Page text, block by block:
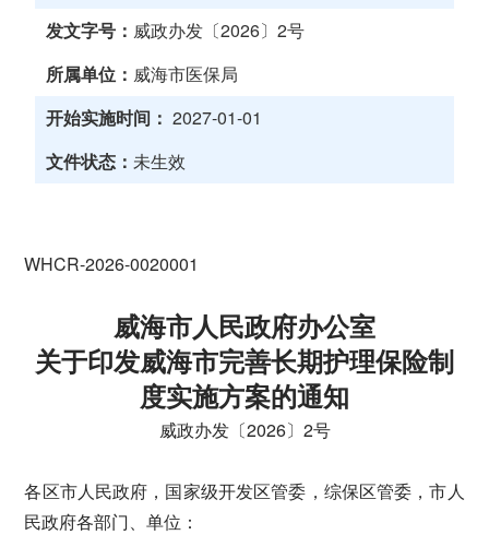
发文字号： 威政办发〔2026〕2号
所属单位： 威海市医保局
开始实施时间： 2027-01-01
文件状态：未生效
WHCR-2026-0020001
威海市人民政府办公室
关于印发威海市完善长期护理保险制
度实施方案的通知
威政办发〔2026〕2号
各区市人民政府，国家级开发区管委，综保区管委，市人
民政府各部门、单位：